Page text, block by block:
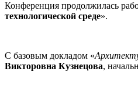
Конференция продолжилась
технологической среде».
С базовым докладом «
Викторовна Кузнецова,